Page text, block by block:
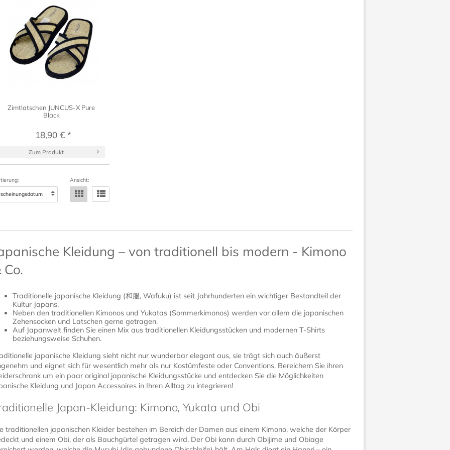
Zimtlatschen JUNCUS-X Pure
Black
18,90 € *
Zum Produkt
Ansicht:
Kleidung – von traditionell bis modern - Kimono
Co.
Traditionelle japanische Kleidung (和服, Wafuku) ist seit Jahrhunderten ein wichtiger Bestandteil der
Kultur Japans.
Neben den traditionellen Kimonos und Yukatas (Sommerkimonos) werden vor allem die japanischen
Zehensocken und Latschen gerne getragen.
Auf Japanwelt finden Sie einen Mix aus traditionellen Kleidungsstücken und modernen T-Shirts
beziehungsweise Schuhen.
japanische Kleidung sieht nicht nur wunderbar elegant aus, sie trägt sich auch äußerst
und eignet sich für wesentlich mehr als nur Kostümfeste oder Conventions. Bereichern Sie ihren
um ein paar original japanische Kleidungsstücke und entdecken Sie die Möglichkeiten
Kleidung und Japan Accessoires in Ihren Alltag zu integrieren!
Japan-Kleidung: Kimono, Yukata und Obi
traditionellen japanischen Kleider bestehen im Bereich der Damen aus einem Kimono, welche der Körper
und einem Obi, der als Bauchgürtel getragen wird. Der Obi kann durch Obijime und Obiage